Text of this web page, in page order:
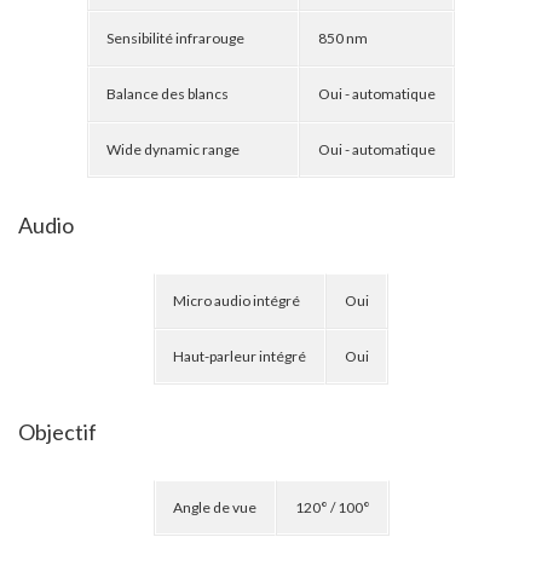
Sensibilité infrarouge 850 nm
Balance des blancs Oui - automatique
Wide dynamic range Oui - automatique
Audio
Micro audio intégré Oui
Haut-parleur intégré Oui
Objectif
Angle de vue 120° / 100°